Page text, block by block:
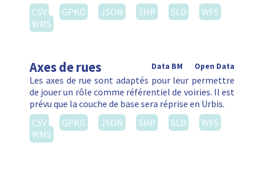
CSV
GPKG JSON SHP SLD
WFS
WMS
Axes de rues Open Data
Data BM
Les axes de rue sont adaptés pour leur permettre
de jouer un rôle comme référentiel de voiries. Il est
prévu que la couche de base sera réprise en Urbis.
CSV
GPKG JSON SHP SLD
WFS
WMS